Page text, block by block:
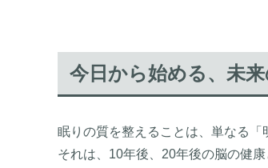
今日から始める、未
眠りの質を整えることは、単なる「
それは、10年後、20年後の脳の健